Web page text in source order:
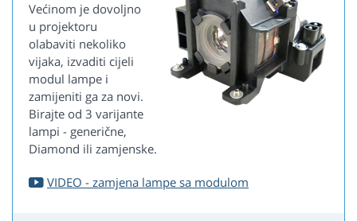
Većinom je dovoljno
u projektoru
olabaviti nekoliko
vijaka, izvaditi cijeli
modul lampe i
zamijeniti ga za novi.
Birajte od 3 varijante
lampi - generične,
Diamond ili zamjenske.
VIDEO - zamjena lampe sa modulom